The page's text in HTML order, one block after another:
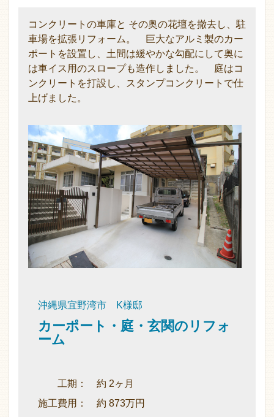
コンクリートの車庫と その奥の花壇を撤去し、駐
車場を拡張リフォーム。 巨大なアルミ製のカー
ポートを設置し、土間は緩やかな勾配にして奥に
は車イス用のスロープも造作しました。 庭はコ
ンクリートを打設し、スタンプコンクリートで仕
上げました。
沖縄県宜野湾市 K様邸
カーポート・庭・玄関のリフォ
ーム
工期： 約 2ヶ月
施工費用： 約 873万円